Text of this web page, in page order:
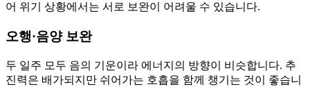
어 위기 상황에서는 서로 보완이 어려울 수 있습니다.
오행·음양 보완
두 일주 모두 음의 기운이라 에너지의 방향이 비슷합니다. 추
진력은 배가되지만 쉬어가는 호흡을 함께 챙기는 것이 좋습니